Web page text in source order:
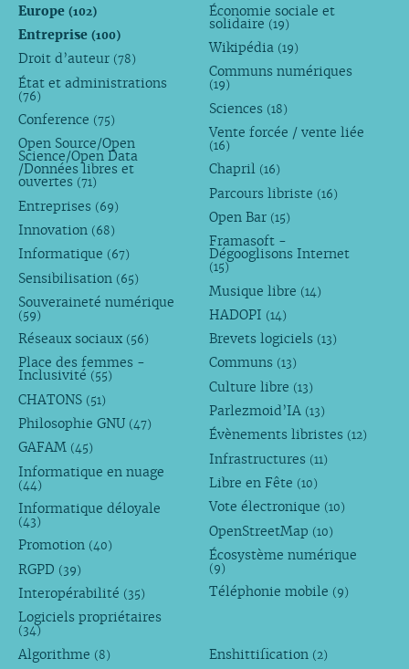
Europe (102)
Entreprise (100)
Droit d’auteur (78)
État et administrations
(76)
Conference (75)
Open Source/Open
Science/Open Data
/Données libres et
ouvertes (71)
Entreprises (69)
Innovation (68)
Informatique (67)
Sensibilisation (65)
Souveraineté numérique
(59)
Réseaux sociaux (56)
Place des femmes -
Inclusivité (55)
CHATONS (51)
Philosophie GNU (47)
GAFAM (45)
Informatique en nuage
(44)
Informatique déloyale
(43)
Promotion (40)
RGPD (39)
Interopérabilité (35)
Logiciels propriétaires
(34)
Économie sociale et
solidaire (19)
Wikipédia (19)
Communs numériques
(19)
Sciences (18)
Vente forcée / vente liée
(16)
Chapril (16)
Parcours libriste (16)
Open Bar (15)
Framasoft -
Dégooglisons Internet
(15)
Musique libre (14)
HADOPI (14)
Brevets logiciels (13)
Communs (13)
Culture libre (13)
Parlezmoid’IA (13)
Évènements libristes (12)
Infrastructures (11)
Libre en Fête (10)
Vote électronique (10)
OpenStreetMap (10)
Écosystème numérique
(9)
Téléphonie mobile (9)
Algorithme (8) Enshittification (2)